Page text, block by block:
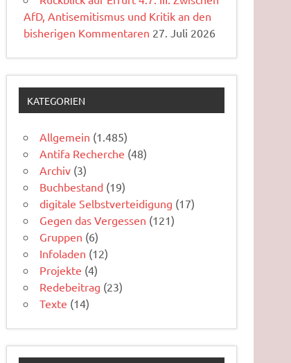
AfD, Antisemitismus und Kritik an den
bisherigen Kommentaren 27. Juli 2026
KATEGORIEN
Allgemein (1.485)
Antifa Recherche (48)
Archiv (3)
Buchbestand (19)
digitale Selbstverteidigung (17)
Gegen das Vergessen (121)
Gruppen (6)
Infoladen (12)
Projekte (4)
Redebeitrag (23)
Texte (14)